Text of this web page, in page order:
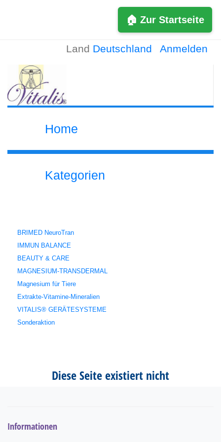
🏠 Zur Startseite
Land Deutschland Anmelden
Home
Kategorien
BRIMED NeuroTran
IMMUN BALANCE
BEAUTY & CARE
MAGNESIUM-TRANSDERMAL
Magnesium für Tiere
Extrakte-Vitamine-Mineralien
VITALIS® GERÄTESYSTEME
Sonderaktion
Diese Seite existiert nicht
Informationen